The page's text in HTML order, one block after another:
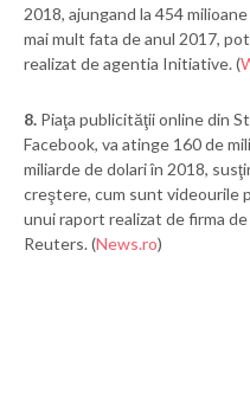
2018, ajungand la 454
mai mult fata de anul 2017,
realizat de agentia Initiative. (
8. Piaţa publicităţii online din
Facebook, va atinge 160 de
miliarde de dolari în 2018,
creştere, cum sunt videourile
unui raport realizat de firma
Reuters. (News.ro)